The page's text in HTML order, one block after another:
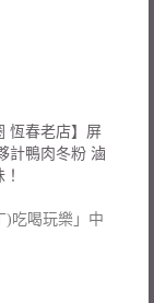
恆春老店】屏
計鴨肉冬粉 滷
)吃喝玩樂」中